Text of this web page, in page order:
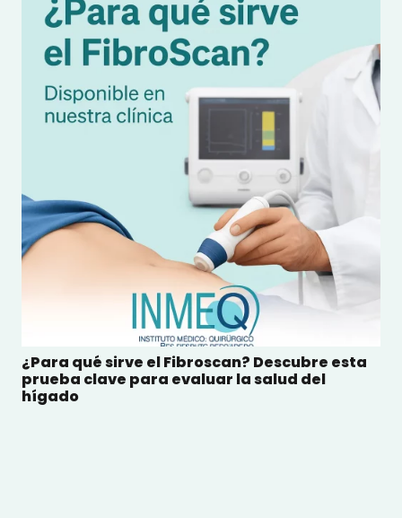
¿Para qué sirve el Fibroscan? Descubre esta
prueba clave para evaluar la salud del
hígado